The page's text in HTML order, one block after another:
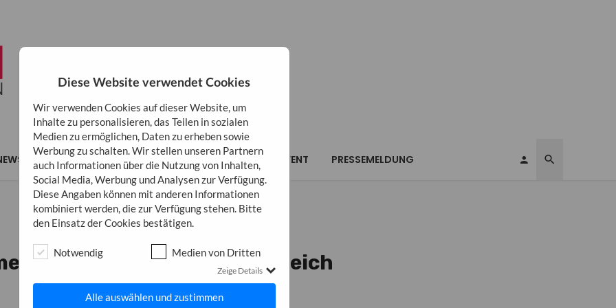
MARKETING BUSINESS INSPIRATION EVENT PRESSEMELDUNG
ALLGEMEIN
Städte im Vergleich
27. Januar 2026 0
Diese Website verwendet Cookies
Wir verwenden Cookies auf dieser Website, um
Inhalte zu personalisieren, das Teilen in sozialen
Medien zu ermöglichen, Daten zu erheben sowie
Werbung zu schalten. Wir stellen unseren Partnern
auch Informationen über die Nutzung von Inhalten,
Social Media, Werbung und Analysen zur Verfügung.
Diese Angaben können mit anderen Informationen
kombiniert werden, die zur Verfügung stehen. Bitte
den Einsatz der Cookies bestätigen.
Notwendig Medien von Dritten
Zeige Details
Alle auswählen und zustimmen